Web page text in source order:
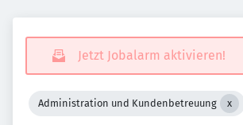
Jetzt Jobalarm aktivieren!
Administration und Kundenbetreuung